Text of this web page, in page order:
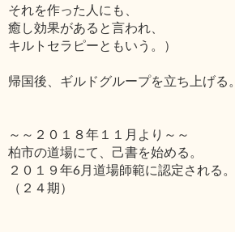
それを作った人にも、
癒し効果があると言われ、
キルトセラピーともいう。）
帰国後、ギルドグループを立ち上げる。
～～２０１８年１１月より～～
柏市の道場にて、己書を始める。
２０１９年6月道場師範に認定される。
（２４期）